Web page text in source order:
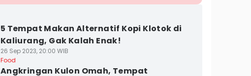
5 Tempat Makan Alternatif Kopi Klotok di
Kaliurang, Gak Kalah Enak!
26 Sep 2023, 20:00 WIB
Food
Angkringan Kulon Omah, Tempat